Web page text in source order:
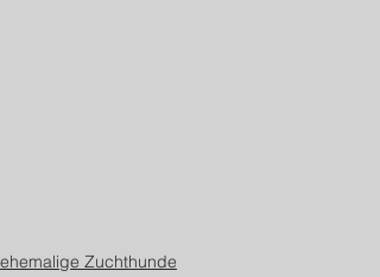
ehemalige Zuchthunde